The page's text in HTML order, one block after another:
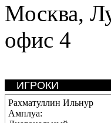
Москва,
офис 4
ИГРОКИ
Рахматуллин Ильнур
Амплуа: